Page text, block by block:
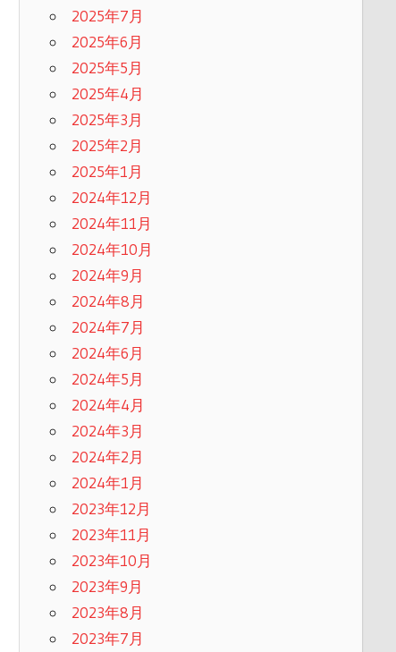
2025年7月
2025年6月
2025年5月
2025年4月
2025年3月
2025年2月
2025年1月
2024年12月
2024年11月
2024年10月
2024年9月
2024年8月
2024年7月
2024年6月
2024年5月
2024年4月
2024年3月
2024年2月
2024年1月
2023年12月
2023年11月
2023年10月
2023年9月
2023年8月
2023年7月